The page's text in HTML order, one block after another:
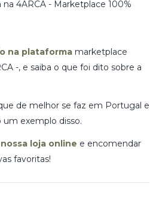
na plataforma marketplace
-, e saiba o que foi dito sobre a
de melhor se faz em Portugal e
um exemplo disso.
loja online e encomendar
favoritas!